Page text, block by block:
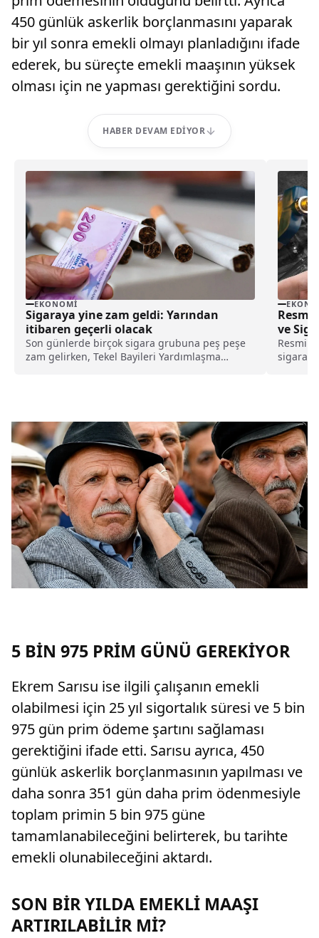
450 günlük askerlik borçlanmasını yaparak
bir yıl sonra emekli olmayı planladığını ifade
ederek, bu süreçte emekli maaşının yüksek
olması için ne yapması gerektiğini sordu.
HABER DEVAM EDIYOR
EKONOMI
Sigaraya yine zam geldi: Yarından
itibaren geçerli olacak
Son günlerde birçok sigara grubuna peş peşe
zam gelirken, Tekel Bayileri Yardımlaşma
geçerli olmaya başlayacağı öğrenildi.
Resmi
ve
Resmi
sigaraya
5 BİN 975 PRİM GÜNÜ GEREKİYOR
Ekrem Sarısu ise ilgili çalışanın emekli
olabilmesi için 25 yıl sigortalık süresi ve 5 bin
975 gün prim ödeme şartını sağlaması
gerektiğini ifade etti. Sarısu ayrıca, 450
günlük askerlik borçlanmasının yapılması ve
daha sonra 351 gün daha prim ödenmesiyle
toplam primin 5 bin 975 güne
tamamlanabileceğini belirterek, bu tarihte
emekli olunabileceğini aktardı.
SON BİR YILDA EMEKLİ MAAŞI
ARTIRILABİLİR Mİ?